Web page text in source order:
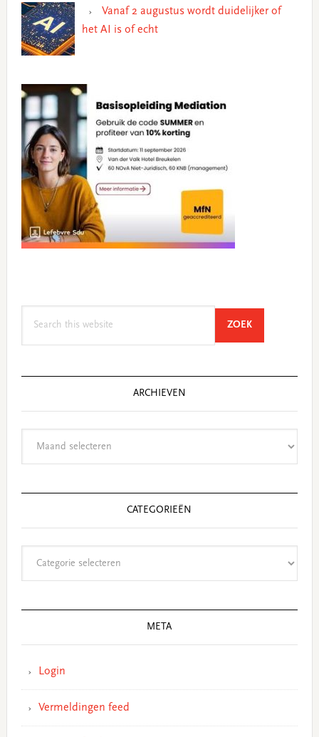
Vanaf 2 augustus wordt duidelijker of
het AI is of echt
ZOEKSEARCH
ARCHIEVEN
CATEGORIEËN
META
Login
Vermeldingen feed